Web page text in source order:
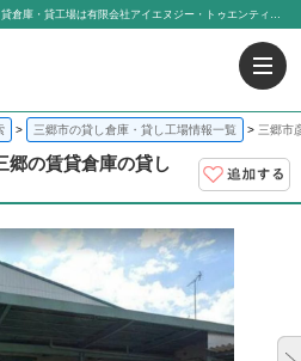
三郷市彦成1丁目貸倉庫 新三郷の賃貸倉庫！｜貸倉庫・貸工場は有限会社アイエヌジー・トゥエンティーワン
三郷市の貸し倉庫・貸し工場情報一覧 三郷市
郷の賃貸倉庫の貸し